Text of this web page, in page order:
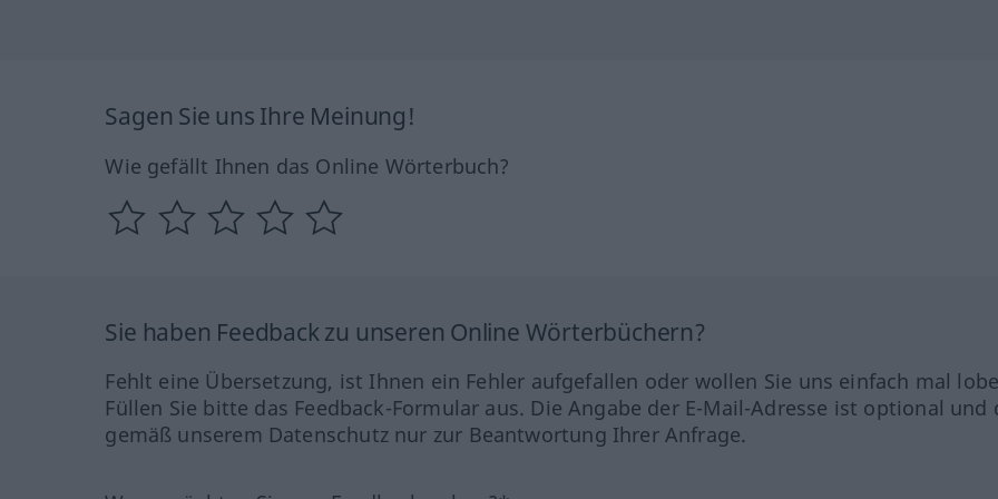
Sagen Sie uns Ihre Meinung!
Wie gefällt Ihnen das Online Wörterbuch?
Sie haben Feedback zu unseren Online Wörterbüchern?
Fehlt eine Übersetzung, ist Ihnen ein Fehler aufgefallen oder wollen Sie uns einfach mal
Füllen Sie bitte das Feedback-Formular aus. Die Angabe der E-Mail-Adresse ist optional und
gemäß unserem Datenschutz nur zur Beantwortung Ihrer Anfrage.